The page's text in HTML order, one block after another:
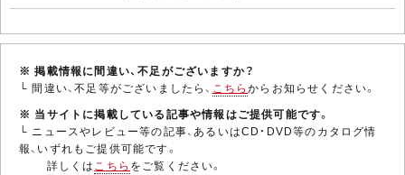
※ 掲載情報に間違い、不足がございますか？
└ 間違い、不足等がございましたら、 こちらからお知らせください。
※ 当サイトに掲載している記事や情報はご提供可能です。
└ ニュースやレビュー等の記事、あるいはCD・DVD等のカタログ情
報、いずれもご提供可能です。
詳しくはこちら をご覧ください。